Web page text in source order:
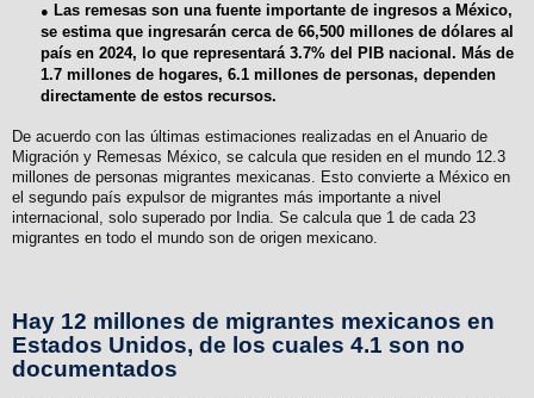
● Las remesas son una fuente importante de ingresos a México,
se estima que ingresarán cerca de 66,500 millones de dólares al
país en 2024, lo que representará 3.7% del PIB nacional. Más de
1.7 millones de hogares, 6.1 millones de personas, dependen
directamente de estos recursos.
De acuerdo con las últimas estimaciones realizadas en el Anuario de
Migración y Remesas México, se calcula que residen en el mundo 12.3
millones de personas migrantes mexicanas. Esto convierte a México en
el segundo país expulsor de migrantes más importante a nivel
internacional, solo superado por India. Se calcula que 1 de cada 23
migrantes en todo el mundo son de origen mexicano.
Hay 12 millones de migrantes mexicanos en
Estados Unidos, de los cuales 4.1 son no
documentados